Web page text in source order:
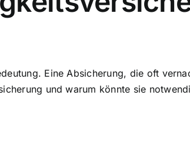
Eine Absicherung, die oft
und warum könnte sie